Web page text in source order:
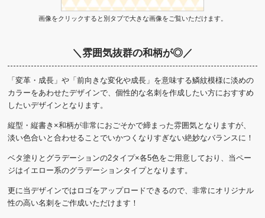
画像をクリックすると別タブで大きな画像をご覧いただけます。
＼雰囲気抜群の和柄が◎／
「変革・成長」や「前向きな変化や成長」を意味する鱗紋模様に淡めの
カラーをあわせたデザインで、個性的な名刺を作成したい方におすすめ
したいデザインとなります。
縦型・縦書き×和柄が非常におごそかで締まった雰囲気となりますが、
淡い色合いと合わせることでいかつくなりすぎない絶妙なバランスに！
ベタ塗りとグラデーションの2タイプ×各5色をご用意しており、当ペー
ジはイエロー系のグラデーションタイプとなります。
更に当デザインではロゴをアップロードできるので、非常にオリジナル
性の高い名刺をご作成いただけます！